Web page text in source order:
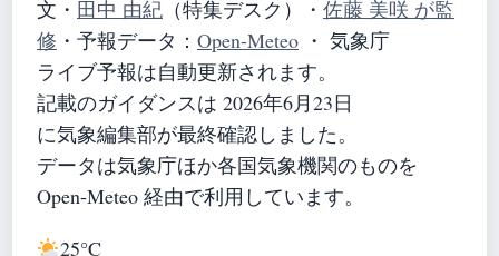
文・ 田中 由紀 （特集デスク） ・ 佐藤 美咲 が監
修 ・ 予報データ： Open-Meteo ・ 気象庁
ライブ予報は自動更新されます。
記載のガイダンスは 2026年6月23日
に気象編集部が最終確認しました。
データは気象庁ほか各国気象機関のものを
Open-Meteo 経由で利用しています。
25°C